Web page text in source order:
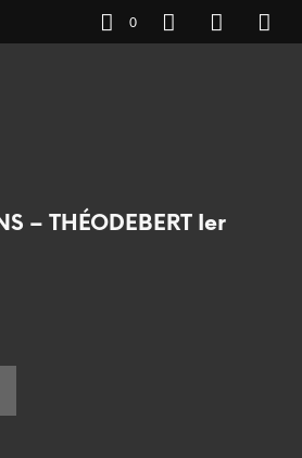
0
– THÉODEBERT Ier